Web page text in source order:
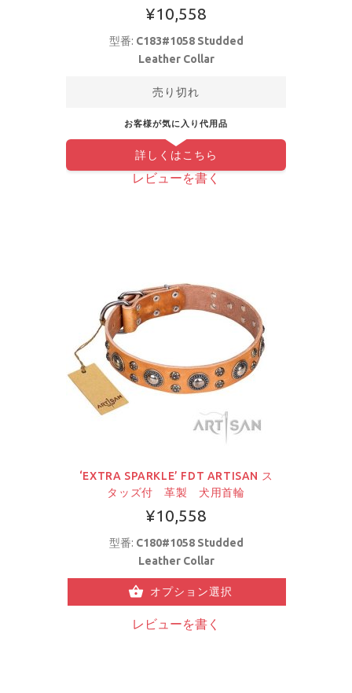
¥10,558
型番: C183#1058 Studded
Leather Collar
売り切れ
お客様が気に入り代用品
詳しくはこちら
レビューを書く
‘EXTRA SPARKLE’ FDT ARTISAN ス
タッズ付 革製 犬用首輪
¥10,558
型番: C180#1058 Studded
Leather Collar
オプション選択
レビューを書く